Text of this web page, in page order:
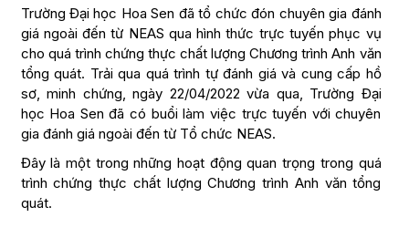
Trường Đại học Hoa Sen đã tổ chức đón chuyên gia đánh
giá ngoài đến từ NEAS qua hình thức trực tuyến phục vụ
cho quá trình chứng thực chất lượng Chương trình Anh văn
tổng quát. Trải qua quá trình tự đánh giá và cung cấp hồ
sơ, minh chứng, ngày 22/04/2022 vừa qua, Trường Đại
học Hoa Sen đã có buổi làm việc trực tuyến với chuyên
gia đánh giá ngoài đến từ Tổ chức NEAS.
Đây là một trong những hoạt động quan trọng trong quá
trình chứng thực chất lượng Chương trình Anh văn tổng
quát.